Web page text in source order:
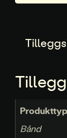
Bånd